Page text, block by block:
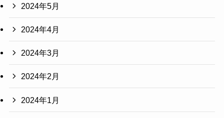
2024年5月
2024年4月
2024年3月
2024年2月
2024年1月